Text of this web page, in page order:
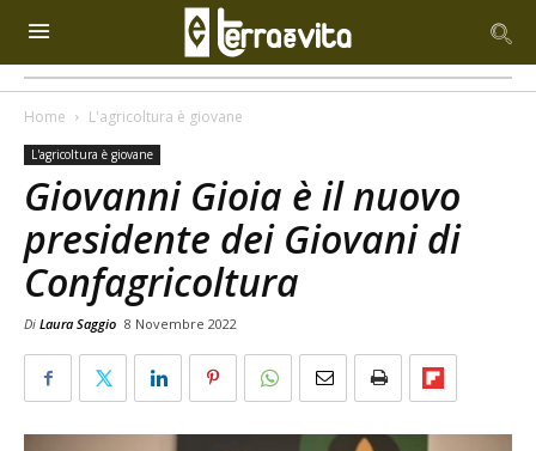
Home L'agricoltura è giovane
L'agricoltura è giovane
Giovanni Gioia è il nuovo
presidente dei Giovani di
Confagricoltura
Di Laura Saggio 8 Novembre 2022